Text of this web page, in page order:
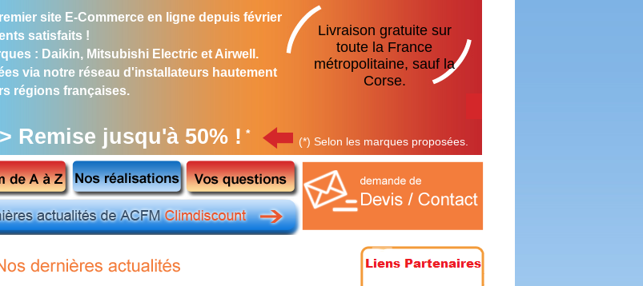
site E-Commerce en ligne depuis février
satisfaits !
: Daikin, Mitsubishi Electric et Airwell.
via notre réseau d'installateurs hautement
régions françaises.
Livraison gratuite sur
toute la France
métropolitaine, sauf la
Corse.
> Remise jusqu'à 50% ! *
(*) Selon les marques proposées.